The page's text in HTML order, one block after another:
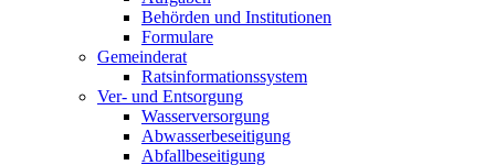
Behörden und Institutionen
Formulare
Gemeinderat
Ratsinformationssystem
Ver- und Entsorgung
Wasserversorgung
Abwasserbeseitigung
Abfallbeseitigung